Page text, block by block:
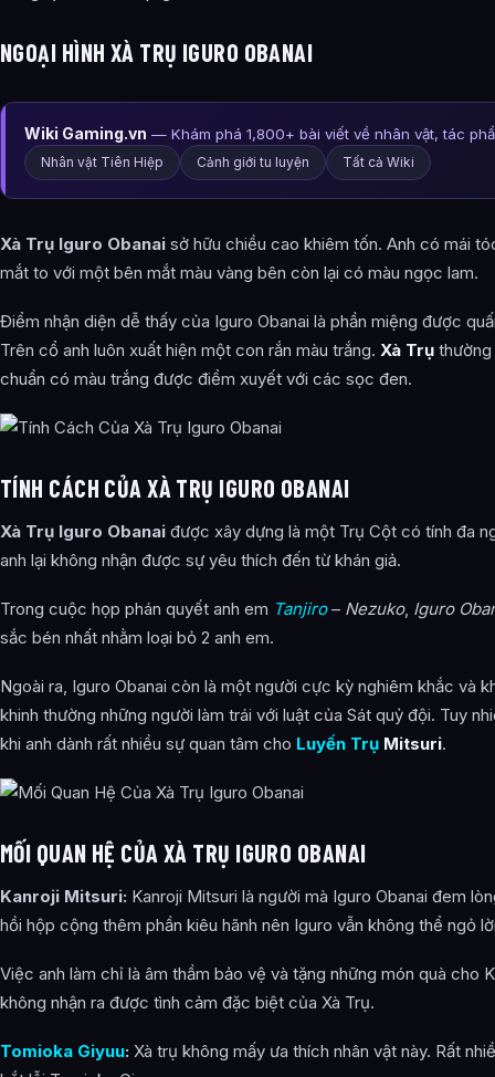
NGOẠI HÌNH XÀ TRỤ IGURO OBANAI
Wiki Gaming.vn — Khám phá 1,800+ bài viết về nhân vật, tác
Nhân vật Tiên Hiệp Cảnh giới tu luyện Tất cả Wiki
Xà Trụ Iguro Obanai sở hữu chiều cao khiêm tốn. Anh có mái
mắt to với một bên mắt màu vàng bên còn lại có màu ngọc lam.
Điểm nhận diện dễ thấy của Iguro Obanai là phần miệng được
Trên cổ anh luôn xuất hiện một con rắn màu trắng. Xà Trụ
chuẩn có màu trắng được điểm xuyết với các sọc đen.
TÍNH CÁCH CỦA XÀ TRỤ IGURO OBANAI
Xà Trụ Iguro Obanai được xây dựng là một Trụ Cột có tính đa
anh lại không nhận được sự yêu thích đến từ khán giả.
Trong cuộc họp phán quyết anh em Tanjiro– Nezuko, Iguro
sắc bén nhất nhằm loại bỏ 2 anh em.
Ngoài ra, Iguro Obanai còn là một người cực kỳ nghiêm khắc và
khinh thường những người làm trái với luật của Sát quỷ đội. Tuy
khi anh dành rất nhiều sự quan tâm cho Luyến Trụ Mitsuri.
MỐI QUAN HỆ CỦA XÀ TRỤ IGURO OBANAI
Kanroji Mitsuri: Kanroji Mitsuri là người mà Iguro Obanai đem
hồi hộp cộng thêm phần kiêu hãnh nên Iguro vẫn không thể ngỏ
Việc anh làm chỉ là âm thầm bảo vệ và tặng những món quà cho
không nhận ra được tình cảm đặc biệt của Xà Trụ.
Tomioka Giyuu: Xà trụ không mấy ưa thích nhân vật này. Rất